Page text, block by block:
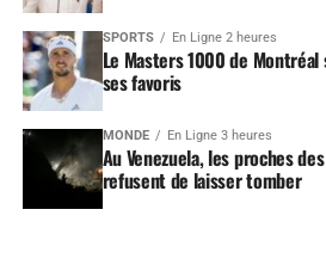
SPORTS En Ligne 2 heures
Le Masters 1000 de
ses favoris
MONDE En Ligne 3 heures
Au Venezuela, les proches
refusent de laisser tomber